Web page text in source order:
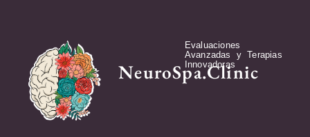
NeuroSpa.Clinic
Evaluaciones
Avanzadas y Terapias
Innovadoras